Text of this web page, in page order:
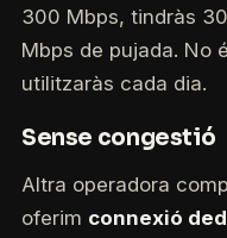
300 Mbps, tindràs
Mbps de pujada. No
utilitzaràs cada dia.
Sense congestió
Altra operadora
oferim connexió